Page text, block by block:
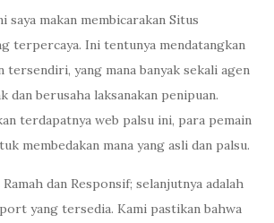
saya makan membicarakan Situs
terpercaya. Ini tentunya mendatangkan
tersendiri, yang mana banyak sekali agen
dan berusaha laksanakan penipuan.
terdapatnya web palsu ini, para pemain
membedakan mana yang asli dan palsu.
dan Responsif; selanjutnya adalah
yang tersedia. Kami pastikan bahwa